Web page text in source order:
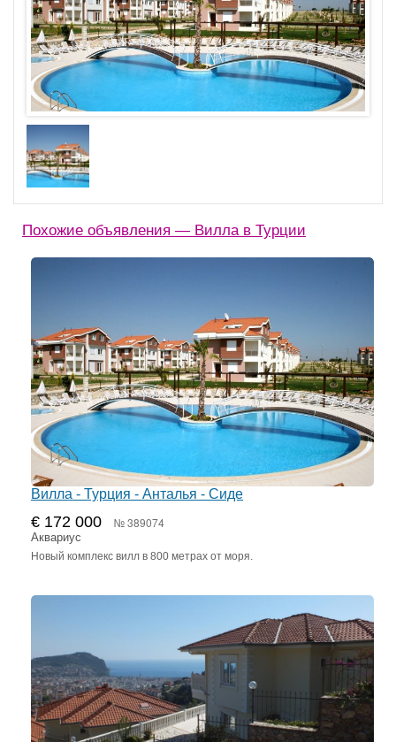
Похожие объявления — Вилла в Турции
Вилла - Турция - Анталья - Сиде
€ 172 000 № 389074
Аквариус
Новый комплекс вилл в 800 метрах от моря.